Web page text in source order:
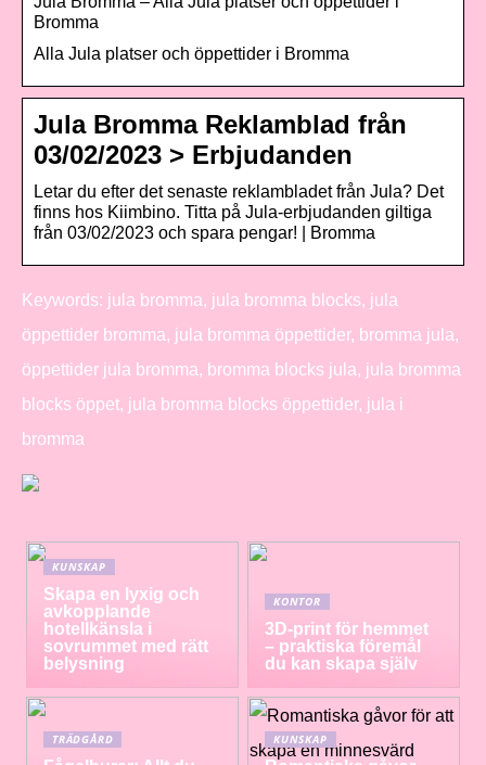
Bromma
Alla Jula platser och öppettider i Bromma
Jula Bromma Reklamblad från
03/02/2023 > Erbjudanden
Letar du efter det senaste reklambladet från Jula? Det
finns hos Kiimbino. Titta på Jula-erbjudanden giltiga
från 03/02/2023 och spara pengar! | Bromma
Keywords: jula bromma, jula bromma blocks, jula
öppettider bromma, jula bromma öppettider, bromma jula,
öppettider jula bromma, bromma blocks jula, jula bromma
blocks öppet, jula bromma blocks öppettider, jula i
bromma
KUNSKAP
Skapa en lyxig och
avkopplande
hotellkänsla i
sovrummet med rätt
belysning
KONTOR
3D-print för hemmet
– praktiska föremål
du kan skapa själv
TRÄDGÅRD KUNSKAP